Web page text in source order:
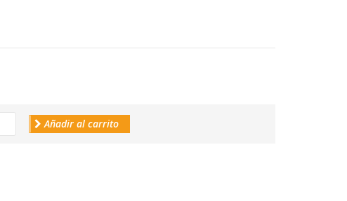
Añadir al carrito